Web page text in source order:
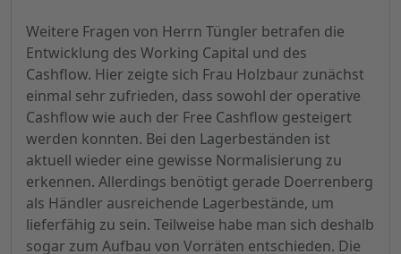
Weitere Fragen von Herrn Tüngler betrafen die
Entwicklung des Working Capital und des
Cashflow. Hier zeigte sich Frau Holzbaur zunächst
einmal sehr zufrieden, dass sowohl der operative
Cashflow wie auch der Free Cashflow gesteigert
werden konnten. Bei den Lagerbeständen ist
aktuell wieder eine gewisse Normalisierung zu
erkennen. Allerdings benötigt gerade Doerrenberg
als Händler ausreichende Lagerbestände, um
lieferfähig zu sein. Teilweise habe man sich deshalb
sogar zum Aufbau von Vorräten entschieden. Die